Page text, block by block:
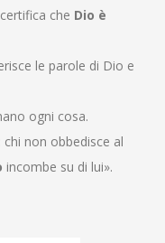
che Dio è
le parole di Dio e
ogni cosa.
chi non obbedisce al
incombe su di lui».